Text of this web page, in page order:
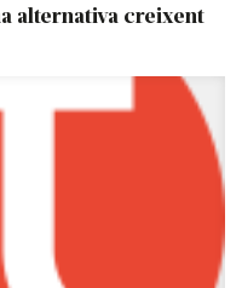
alternativa creixent